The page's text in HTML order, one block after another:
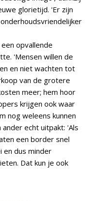
glorietijd. 'Er zijn
opvallende
'Mensen willen de
en niet wachten tot
van de grotere
meer; hem hoor
krijgen ook waar
nog weleens kunnen
echt uitpakt: 'Als
een border snel
en dus minder
Dat kun je ook